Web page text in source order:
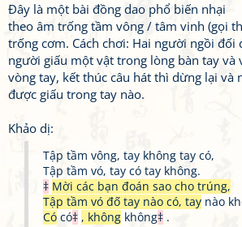
Đây là một bài đồng dao phổ biến nhại
theo âm trống tầm vông / tâm vinh (gọi
trống cơm. Cách chơi: Hai người ngồi đối
người giấu một vật trong lòng bàn tay và
vòng tay, kết thúc câu hát thì dừng lại và
được giấu trong tay nào.
Khảo dị:
Tập tầm vông, tay không tay có,
Tập tầm vó, tay có tay không.
‡ Mời các bạn đoán sao cho trúng,
Tập tầm vó đố tay nào có, tay nào
Có có‡ , không không‡ .